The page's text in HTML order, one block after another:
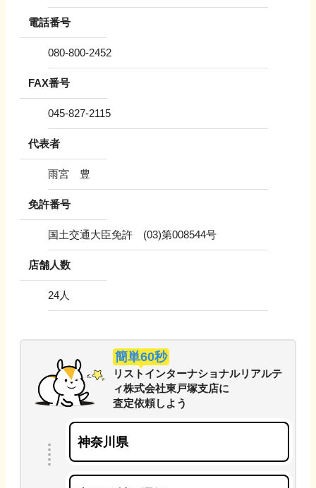
電話番号
080-800-2452
FAX番号
045-827-2115
代表者
雨宮 豊
免許番号
国土交通大臣免許 (03)第008544号
店舗人数
24人
簡単60秒
リストインターナショナルリアルテ
ィ株式会社東戸塚支店に
査定依頼しよう